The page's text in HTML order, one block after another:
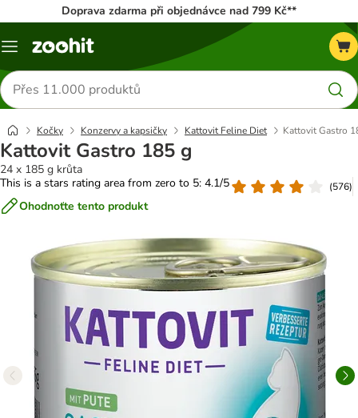
Doprava zdarma při objednávce nad 799 Kč**
Menu
Hledat
produkty
Kočky Konzervy a kapsičky Kattovit Feline Diet Kattovit Gastro
Kattovit Gastro 185 g
24 x 185 g krůta
This is a stars rating area from zero to 5: 4.1/5
(576)
Ohodnoťte tento produkt